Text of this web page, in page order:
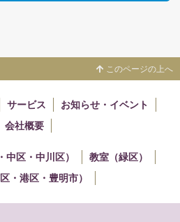
このページの上へ
サービス
お知らせ・イベント
会社概要
中区・中川区）
教室（緑区）
・港区・豊明市）